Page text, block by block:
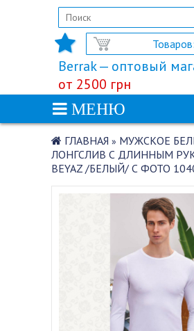
Berrak — оптовый
от 2500 грн
МЕНЮ
ГЛАВНАЯ » МУЖСКОЕ
ЛОНГСЛИВ С ДЛИННЫМ
BEYAZ /БЕЛЫЙ/ С ФОТО